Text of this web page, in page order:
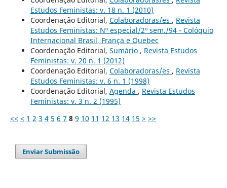
Estudos Feministas: v. 18 n. 1 (2010)
Coordenação Editorial, Colaboradoras/es , Revista
Estudos Feministas: Nº especial/2º sem./94 - Colóquio
Internacional Brasil, França e Quebec
Coordenação Editorial, Sumário , Revista Estudos
Feministas: v. 20 n. 1 (2012)
Coordenação Editorial, Colaboradoras/es , Revista
Estudos Feministas: v. 6 n. 1 (1998)
Coordenação Editorial, Agenda , Revista Estudos
Feministas: v. 3 n. 2 (1995)
<< < 1 2 3 4 5 6 7 8 9 10 11 12 13 14 15 > >>
Enviar Submissão